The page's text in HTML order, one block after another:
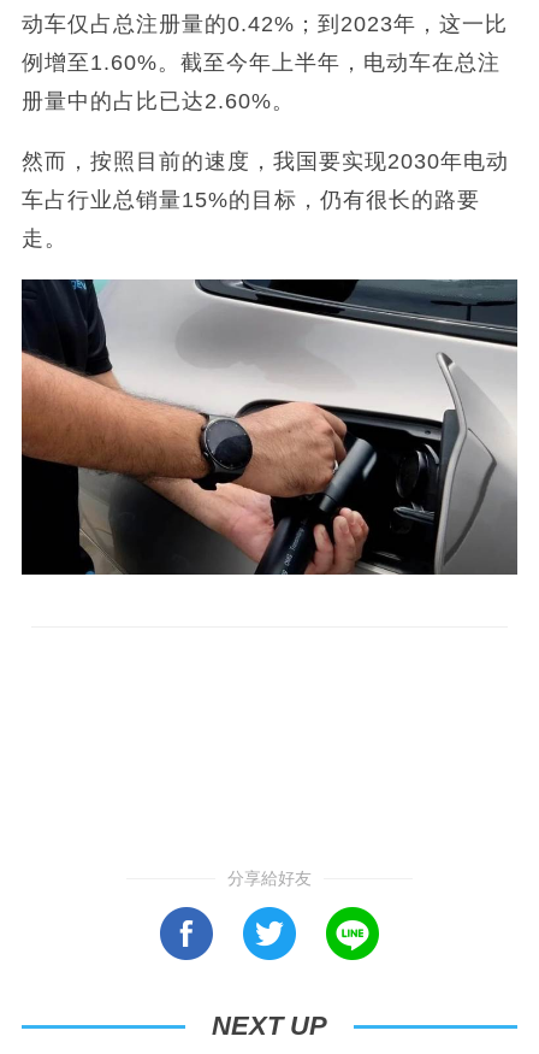
动车仅占总注册量的0.42%；到2023年，这一比
例增至1.60%。截至今年上半年，电动车在总注
册量中的占比已达2.60%。
然而，按照目前的速度，我国要实现2030年电动
车占行业总销量15%的目标，仍有很长的路要
走。
分享給好友
NEXT UP